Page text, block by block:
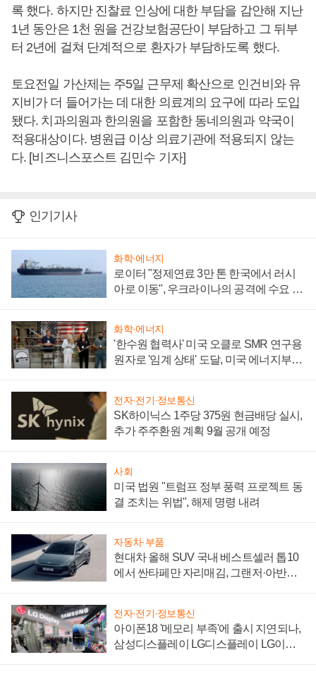
록 했다. 하지만 진찰료 인상에 대한 부담을 감안해 지난
1년 동안은 1천 원을 건강보험공단이 부담하고 그 뒤부
터 2년에 걸쳐 단계적으로 환자가 부담하도록 했다.
토요전일 가산제는 주5일 근무제 확산으로 인건비와 유
지비가 더 들어가는 데 대한 의료계의 요구에 따라 도입
됐다. 치과의원과 한의원을 포함한 동네의원과 약국이
적용대상이다. 병원급 이상 의료기관에 적용되지 않는
다. [비즈니스포스트 김민수 기자]
인기기사
화학·에너지
로이터 "정제연료 3만 톤 한국에서 러시
아로 이동", 우크라이나의 공격에 수요 늘
화학·에너지
'한수원 협력사' 미국 오클로 SMR 연구용
원자로 '임계 상태' 도달, 미국 에너지부
전자·전기·정보통신
SK하이닉스 1주당 375원 현금배당 실시,
추가 주주환원 계획 9월 공개 예정
사회
미국 법원 "트럼프 정부 풍력 프로젝트 동
결 조치는 위법", 해제 명령 내려
자동차·부품
현대차 올해 SUV 국내 베스트셀러 톱10
에서 싼타페만 자리매김, 그랜저·아반떼
전자·전기·정보통신
아이폰18 '메모리 부족'에 출시 지연되나,
삼성디스플레이 LG디스플레이 LG이노